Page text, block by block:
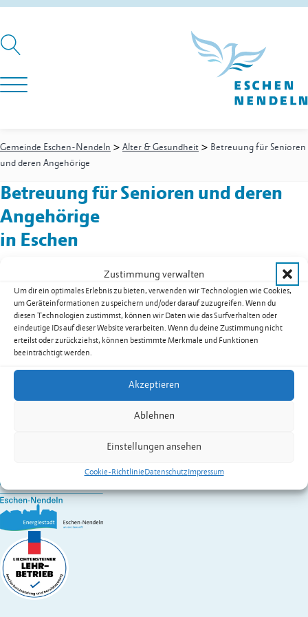
Zustimmung verwalten
Um dir ein optimales Erlebnis zu bieten, verwenden wir Technologien wie Cookies,
um Geräteinformationen zu speichern und/oder darauf zuzugreifen. Wenn du
diesen Technologien zustimmst, können wir Daten wie das Surfverhalten oder
eindeutige IDs auf dieser Website verarbeiten. Wenn du deine Zustimmung nicht
erteilst oder zurückziehst, können bestimmte Merkmale und Funktionen
beeinträchtigt werden.
Akzeptieren
Ablehnen
Einstellungen ansehen
Cookie-RichtlinieDatenschutzImpressum
Gemeinde Eschen-Nendeln > Alter & Gesundheit > Betreuung für Senioren
und deren Angehörige
Betreuung für Senioren und deren
Angehörige
in Eschen
Alter & Gesundheit-Koordinationsstelle
Wohlwend Marlies
Festnetz+423 377 49 91
Mobil+423 794 90 25
marlies.wohlwend@eschen.li
Zur Übersicht der Dienstleistungen & Services
Gemeinde Eschen-Nendeln
St. Martins-Ring 2, 9492 Eschen
+423 377 50 10,verwaltung@eschen.li